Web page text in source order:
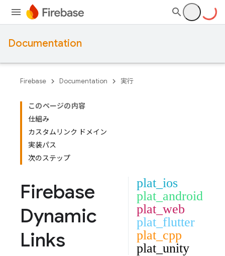
Documentation
Firebase Documentation 実行
このページの内容
仕組み
カスタムリンク ドメイン
実装パス
次のステップ
Firebase
Dynamic
Links
plat_ios
plat_android
plat_web
plat_flutter
plat_cpp
plat_unity